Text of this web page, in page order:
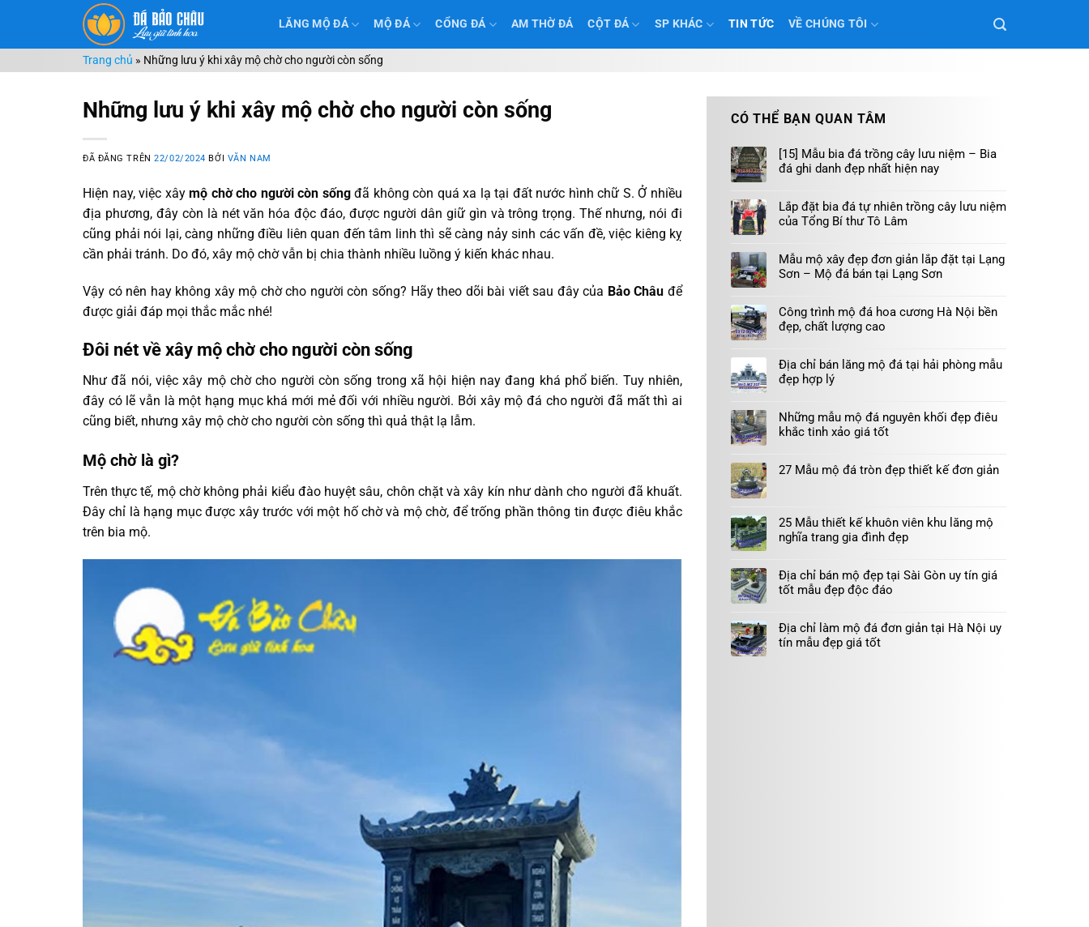
nội
dung
LĂNG MỘ ĐÁ MỘ ĐÁ CỔNG ĐÁ AM THỜ ĐÁ CỘT ĐÁ SP KHÁC TIN TỨC VỀ CHÚNG TÔI
Trang chủ » Những lưu ý khi xây mộ chờ cho người còn sống
Những lưu ý khi xây mộ chờ cho người còn sống
ĐÃ ĐĂNG TRÊN22/02/2024 BỞI VĂN NAM
Hiện nay, việc xâymộ chờ cho người còn sốngđã không còn quá xa lạ tại đất nước hình chữ S. Ở nhiều
địa phương, đây còn là nét văn hóa độc đáo, được người dân giữ gìn và trông trọng. Thế nhưng, nói đi
cũng phải nói lại, càng những điều liên quan đến tâm linh thì sẽ càng nảy sinh các vấn đề, việc kiêng kỵ
cần phải tránh. Do đó, xây mộ chờ vẫn bị chia thành nhiều luồng ý kiến khác nhau.
Vậy có nên hay không xây mộ chờ cho người còn sống? Hãy theo dõi bài viết sau đây của Bảo Châu để
được giải đáp mọi thắc mắc nhé!
Đôi nét về xây mộ chờ cho người còn sống
Như đã nói, việc xây mộ chờ cho người còn sống trong xã hội hiện nay đang khá phổ biến. Tuy nhiên,
đây có lẽ vẫn là một hạng mục khá mới mẻ đối với nhiều người. Bởi xây mộ đá cho người đã mất thì ai
cũng biết, nhưng xây mộ chờ cho người còn sống thì quả thật lạ lẫm.
Mộ chờ là gì?
Trên thực tế, mộ chờ không phải kiểu đào huyệt sâu, chôn chặt và xây kín như dành cho người đã khuất.
Đây chỉ là hạng mục được xây trước với một hố chờ và mộ chờ, để trống phần thông tin được điêu khắc
trên bia mộ.
CÓ THỂ BẠN QUAN TÂM
[15] Mẫu bia đá trồng cây lưu niệm – Bia
đá ghi danh đẹp nhất hiện nay
Lắp đặt bia đá tự nhiên trồng cây lưu niệm
của Tổng Bí thư Tô Lâm
Mẫu mộ xây đẹp đơn giản lắp đặt tại Lạng
Sơn – Mộ đá bán tại Lạng Sơn
Công trình mộ đá hoa cương Hà Nội bền
đẹp, chất lượng cao
Địa chỉ bán lăng mộ đá tại hải phòng mẫu
đẹp hợp lý
Những mẫu mộ đá nguyên khối đẹp điêu
khắc tinh xảo giá tốt
27 Mẫu mộ đá tròn đẹp thiết kế đơn giản
25 Mẫu thiết kế khuôn viên khu lăng mộ
nghĩa trang gia đình đẹp
Địa chỉ bán mộ đẹp tại Sài Gòn uy tín giá
tốt mẫu đẹp độc đáo
Địa chỉ làm mộ đá đơn giản tại Hà Nội uy
tín mẫu đẹp giá tốt